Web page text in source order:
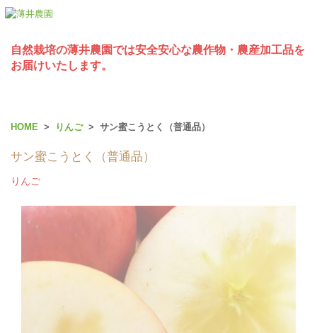
自然栽培の薄井農園では安全安心な農作物・農産加工品を
お届けいたします。
HOME > りんご> サン蜜こうとく（普通品）
サン蜜こうとく（普通品）
りんご